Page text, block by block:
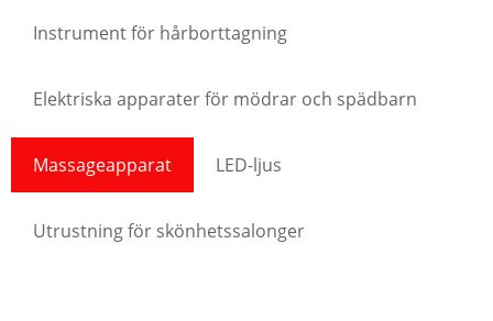
Instrument för hårborttagning
Elektriska apparater för mödrar och spädbarn
Massageapparat LED-ljus
Utrustning för skönhetssalonger